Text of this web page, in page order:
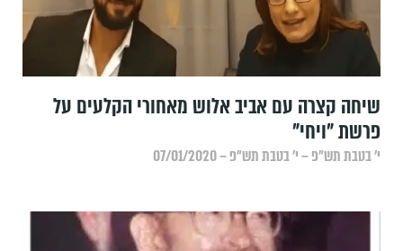
שיחה קצרה עם אביב אלוש מאחורי הקלעים על
פרשת "ויחי"
י׳ בטבת תש״פ – י׳ בטבת תש״פ – 07/01/2020